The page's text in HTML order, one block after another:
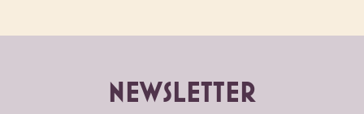
NEWSLETTER